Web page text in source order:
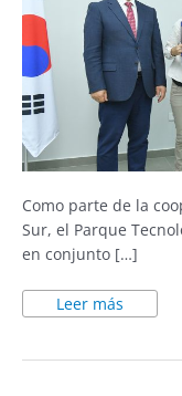
Como parte de la
Sur, el Parque
en conjunto […]
Leer más